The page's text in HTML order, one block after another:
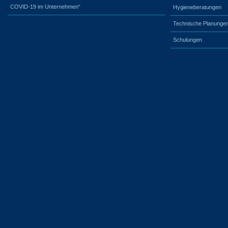
COVID-19 im Unternehmen“
Hygieneberatungen
Technische
Schulungen